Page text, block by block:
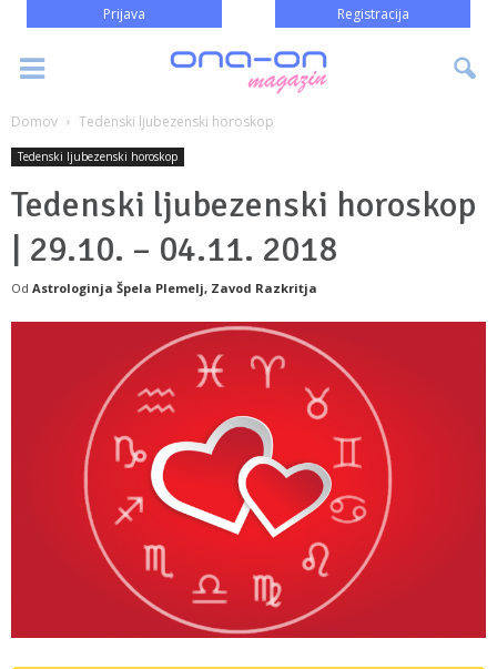
Prijava Registracija
Domov Tedenski ljubezenski horoskop
Tedenski ljubezenski horoskop
Tedenski ljubezenski horoskop
| 29.10. – 04.11. 2018
Od Astrologinja Špela Plemelj, Zavod Razkritja